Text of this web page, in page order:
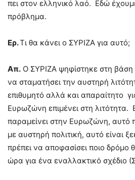
πει στον ελληνικό λαό. Εδώ
πρόβλημα.
Ερ.Τι θα κάνει ο ΣΥΡΙΖΑ για αυτό;
Απ. Ο ΣΥΡΙΖΑ ψηφίστηκε στη
να σταματήσει την αυστηρή
επιθυμητό αλλά και απαραίτητο
Ευρωζώνη επιμένει στη λιτότητα.
παραμείνει στην Ευρωζώνη, αυτό
με αυστηρή πολιτική, αυτό είναι
πρέπει να αποφασίσει ποιο δρόμο
ώρα για ένα εναλλακτικό σχέδιο